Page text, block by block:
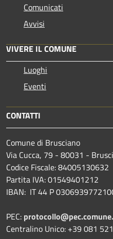
Comunicati
Avvisi
VIVERE IL COMUNE
Luoghi
Eventi
CONTATTI
Comune di Brusciano
Via Cucca, 79 - 80031 -
Codice Fiscale: 84005130632
Partita IVA: 01549401212
IBAN: IT 44 P
PEC:
Centralino Unico: +39 081